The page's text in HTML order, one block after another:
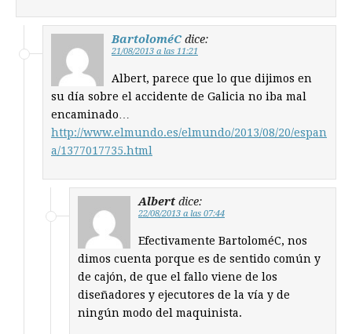
BartoloméC dice:
21/08/2013 a las 11:21
Albert, parece que lo que dijimos en
su día sobre el accidente de Galicia no iba mal
encaminado…
http://www.elmundo.es/elmundo/2013/08/20/espan
a/1377017735.html
Albert dice:
22/08/2013 a las 07:44
Efectivamente BartoloméC, nos
dimos cuenta porque es de sentido común y
de cajón, de que el fallo viene de los
diseñadores y ejecutores de la vía y de
ningún modo del maquinista.